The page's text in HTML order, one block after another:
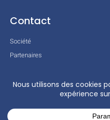
Contact
Société
Partenaires
Mentions légales
Conditions générales
Actualités